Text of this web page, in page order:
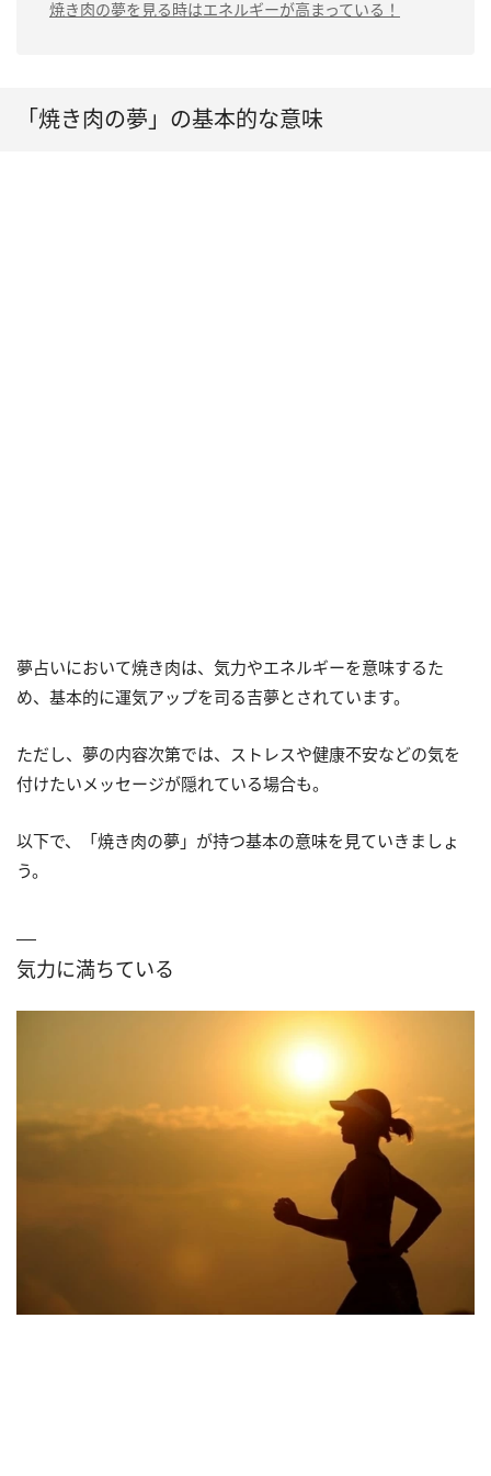
恋愛運や対人運が不安
（2）恋人と焼き肉を食べる夢は「相手との絆を深めた
（4）1人で焼き肉を楽しむ夢は「毎日の生活が充実して
（1）焼き肉を食べ損なう夢は「欲求不満」
（4）焼き肉屋で働く夢は「幸運をつかめる」
焼き肉の夢を見る時はエネルギーが高まっている！
「焼き肉の夢」の基本的な意味
夢占いにおいて焼き肉は、気力やエネルギーを意味するた
め、基本的に運気アップを司る吉夢とされています。
ただし、夢の内容次第では、ストレスや健康不安などの気を
付けたいメッセージが隠れている場合も。
以下で、「焼き肉の夢」が持つ基本の意味を見ていきましょ
う。
気力に満ちている